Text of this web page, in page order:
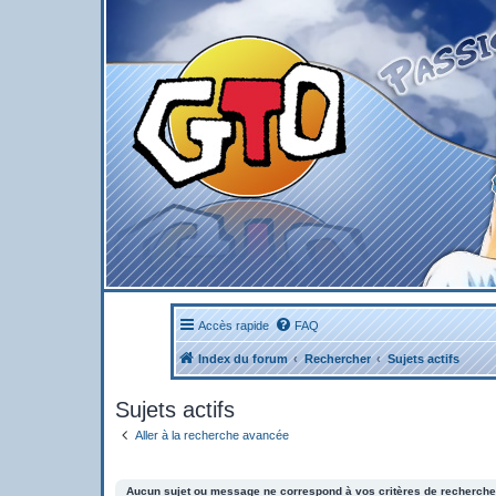
Accès rapide FAQ
Index du forum Rechercher Sujets actifs
Sujets actifs
Aller à la recherche avancée
Aucun sujet ou message ne correspond à vos critères de